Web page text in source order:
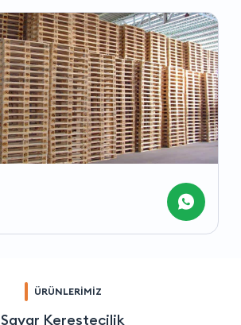
ÜRÜNLERİMİZ
Savar Kerestecilik